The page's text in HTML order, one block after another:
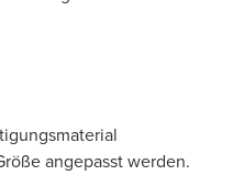
angepasst werden.